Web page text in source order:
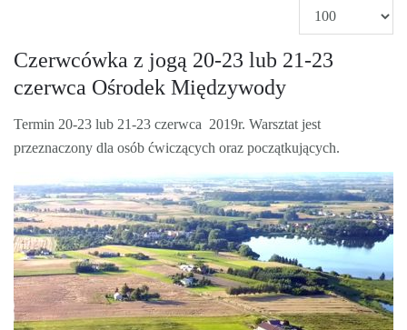
Pokaż #
Czerwcówka z jogą 20-23 lub 21-23
czerwca Ośrodek Międzywody
Termin 20-23 lub 21-23 czerwca 2019r. Warsztat jest
przeznaczony dla osób ćwiczących oraz początkujących.